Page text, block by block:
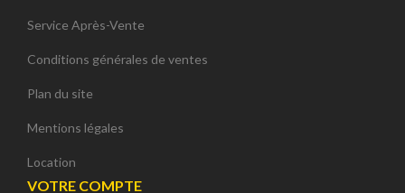
Service Après-Vente
Conditions générales de ventes
Plan du site
Mentions légales
Location
VOTRE COMPTE